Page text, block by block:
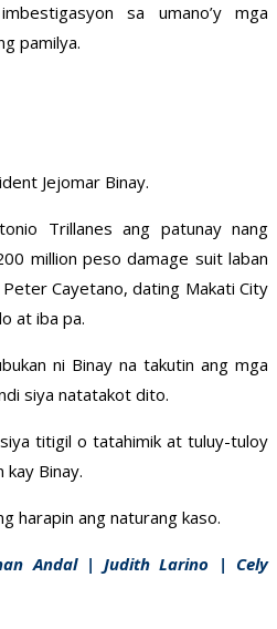
sa umano’y mga
pamilya.
Jejomar Binay.
Trillanes ang patunay nang
million peso damage suit laban
Peter Cayetano, dating Makati City
at iba pa.
ni Binay na takutin ang mga
siya natatakot dito.
titigil o tatahimik at tuluy-tuloy
kay Binay.
harapin ang naturang kaso.
Andal | Judith Larino | Cely